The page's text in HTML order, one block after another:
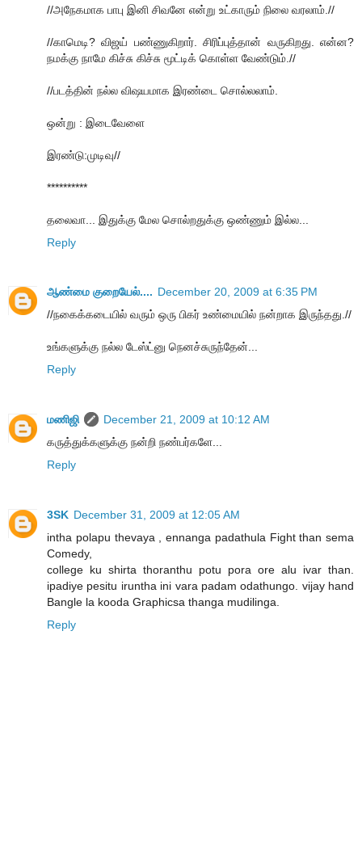
//அநேகமாக பாபு இனி சிவனே என்று உட்காரும் நிலை வரலாம்.//
//காமெடி? விஜய் பண்ணுகிறார். சிரிப்புத்தான் வருகிறது. என்ன?
நமக்கு நாமே கிச்சு கிச்சு மூட்டிக் கொள்ள வேண்டும்.//
//படத்தின் நல்ல விஷயமாக இரண்டை சொல்லலாம்.
ஒன்று : இடைவேளை
இரண்டு:முடிவு//
**********
தலைவா... இதுக்கு மேல சொல்றதுக்கு ஒண்ணும் இல்ல...
Reply
ஆண்மை குறையேல்.... December 20, 2009 at 6:35 PM
//நகைக்கடையில் வரும் ஒரு பிகர் உண்மையில் நன்றாக இருந்தது.//
உங்க‌ளுக்கு ந‌ல்ல‌ டேஸ்ட்னு நென‌ச்சுருந்தேன்...
Reply
மணிஜி
December 21, 2009 at 10:12 AM
கருத்துக்களுக்கு நன்றி நண்பர்களே...
Reply
3SK December 31, 2009 at 12:05 AM
intha polapu thevaya , ennanga padathula Fight than sema
Comedy,
college ku shirta thoranthu potu pora ore alu ivar than.
ipadiye pesitu iruntha ini vara padam odathungo. vijay hand
Bangle la kooda Graphicsa thanga mudilinga.
Reply